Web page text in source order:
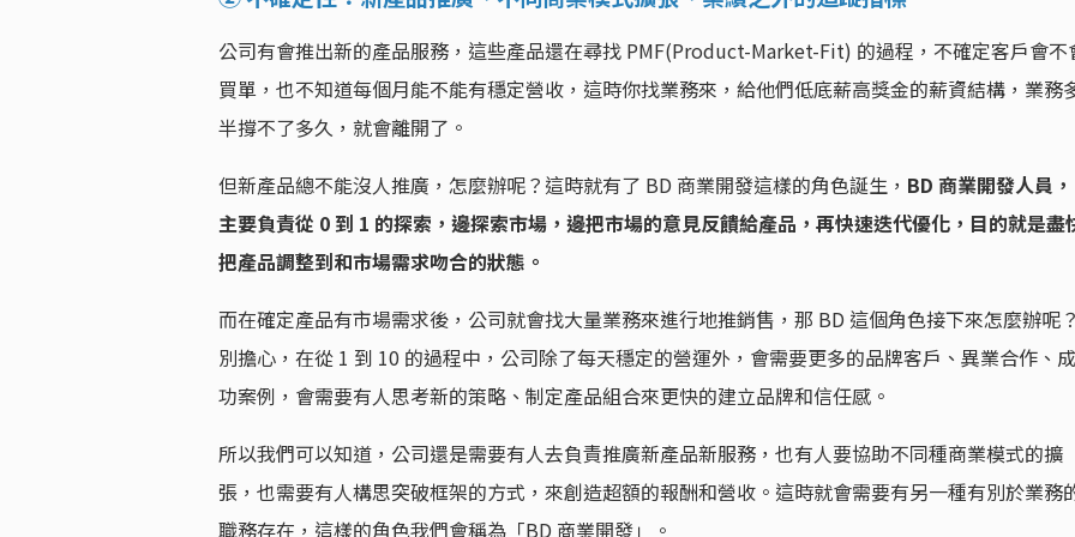
公司有會推出新的產品服務，這些產品還在尋找 PMF(Product-Market-Fit) 的過程，不確定客戶會不
買單，也不知道每個月能不能有穩定營收，這時你找業務來，給他們低底薪高獎金的薪資結構，業務
半撐不了多久，就會離開了。
但新產品總不能沒人推廣，怎麼辦呢？這時就有了 BD 商業開發這樣的角色誕生， BD 商業開發人員，
主要負責從 0 到 1 的探索，邊探索市場，邊把市場的意見反饋給產品，再快速迭代優化，目的就是盡
把產品調整到和市場需求吻合的狀態。
而在確定產品有市場需求後，公司就會找大量業務來進行地推銷售，那 BD 這個角色接下來怎麼辦呢？
別擔心，在從 1 到 10 的過程中，公司除了每天穩定的營運外，會需要更多的品牌客戶、異業合作、成
功案例，會需要有人思考新的策略、制定產品組合來更快的建立品牌和信任感。
所以我們可以知道，公司還是需要有人去負責推廣新產品新服務，也有人要協助不同種商業模式的擴
張，也需要有人構思突破框架的方式，來創造超額的報酬和營收。這時就會需要有另一種有別於業務
職務存在，這樣的角色我們會稱為「BD 商業開發」。